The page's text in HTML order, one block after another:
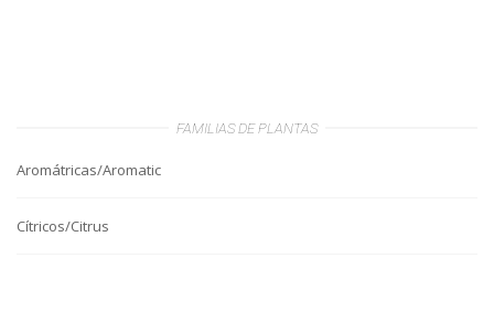
FAMILIAS DE PLANTAS
Aromátricas/Aromatic
Cítricos/Citrus